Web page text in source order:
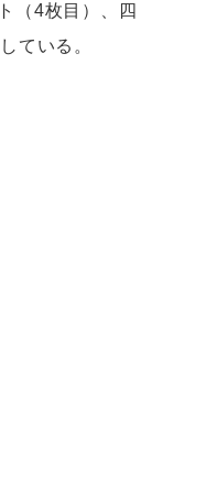
（4枚目）、四
ている。